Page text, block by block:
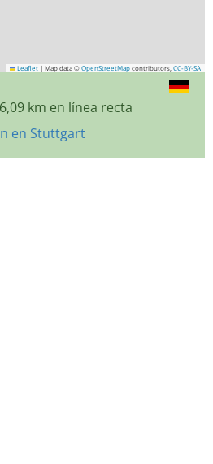
Leaflet | Map data © OpenStreetMap contributors, CC-BY-SA
km en línea recta
en Stuttgart